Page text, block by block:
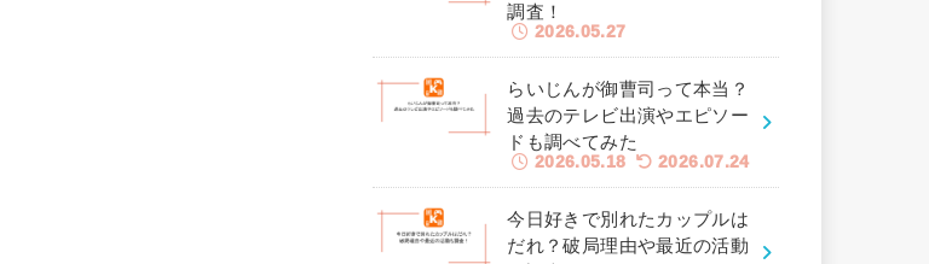
調査！
2026.05.27
らいじんが御曹司って本当？
過去のテレビ出演やエピソー
ドも調べてみた
2026.05.18 2026.07.24
今日好きで別れたカップルは
だれ？破局理由や最近の活動